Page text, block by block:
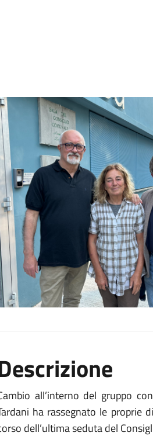
all’interno del gruppo
ha rassegnato le proprie
dell’ultima seduta del